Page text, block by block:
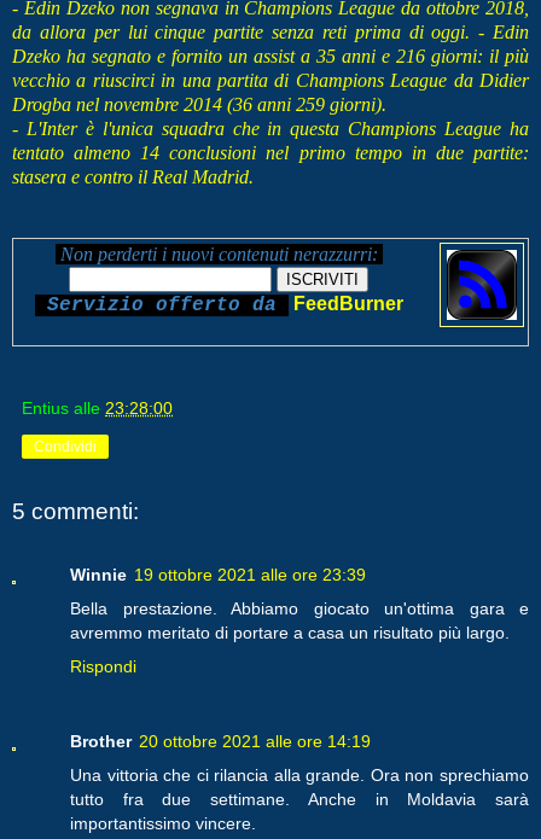
- Edin Dzeko non segnava in Champions League da ottobre 2018,
da allora per lui cinque partite senza reti prima di oggi. - Edin
Dzeko ha segnato e fornito un assist a 35 anni e 216 giorni: il più
vecchio a riuscirci in una partita di Champions League da Didier
Drogba nel novembre 2014 (36 anni 259 giorni).
- L'Inter è l'unica squadra che in questa Champions League ha
tentato almeno 14 conclusioni nel primo tempo in due partite:
stasera e contro il Real Madrid.
Non perderti i nuovi contenuti nerazzurri:
Servizio offerto da FeedBurner
Entius alle 23:28:00
Condividi
5 commenti:
Winnie 19 ottobre 2021 alle ore 23:39
Bella prestazione. Abbiamo giocato un'ottima gara e
avremmo meritato di portare a casa un risultato più largo.
Rispondi
Brother 20 ottobre 2021 alle ore 14:19
Una vittoria che ci rilancia alla grande. Ora non sprechiamo
tutto fra due settimane. Anche in Moldavia sarà
importantissimo vincere.